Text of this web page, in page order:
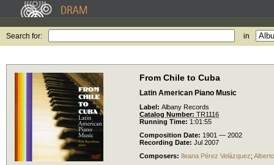
Search for: in
From Chile to Cuba
Latin American Piano Music
Label: Albany Records
Catalog Number: TR1116
Running Time: 1:01:55
Composition Date: 1901 — 2002
Recording Date: Jul 2007
Composers: Ileana Pérez Velázquez;